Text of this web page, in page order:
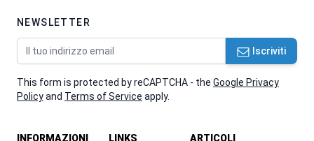
NEWSLETTER
Indirizzo email Iscriviti
This form is protected by reCAPTCHA - the Google Privacy
Policyand Terms of Service apply.
INFORMAZIONI LINKS ARTICOLI